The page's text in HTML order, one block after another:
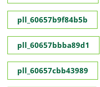
pll_60657b9f84b5b
pll_60657bbba89d1
pll_60657cbb43989